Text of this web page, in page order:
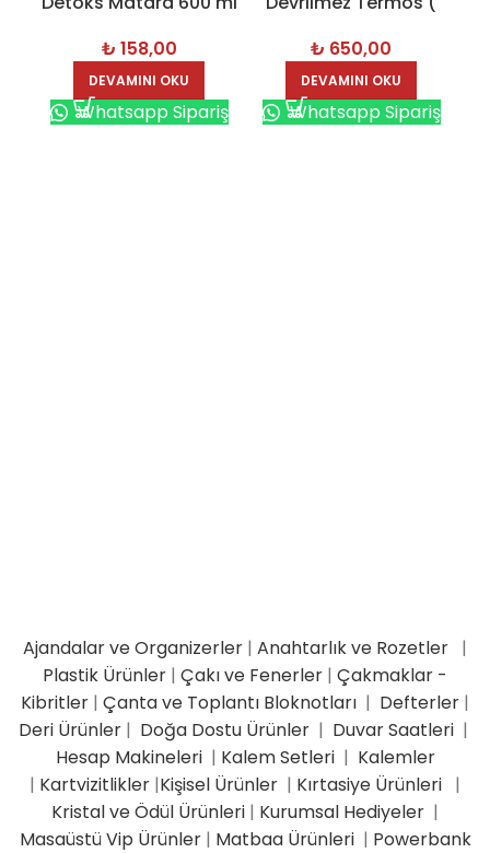
₺ 158,00
DEVAMINI OKU
Whatsapp Sipariş
₺ 650,00
DEVAMINI OKU
Whatsapp Sipariş
Ajandalar ve Organizerler | Anahtarlık ve Rozetler |
Plastik Ürünler | Çakı ve Fenerler | Çakmaklar -
Kibritler | Çanta ve Toplantı Bloknotları | Defterler |
Deri Ürünler| Doğa Dostu Ürünler | Duvar Saatleri |
Hesap Makineleri| Kalem Setleri| Kalemler
| Kartvizitlikler |Kişisel Ürünler | Kırtasiye Ürünleri |
Kristal ve Ödül Ürünleri | Kurumsal Hediyeler |
Masaüstü Vip Ürünler| Matbaa Ürünleri| Powerbank